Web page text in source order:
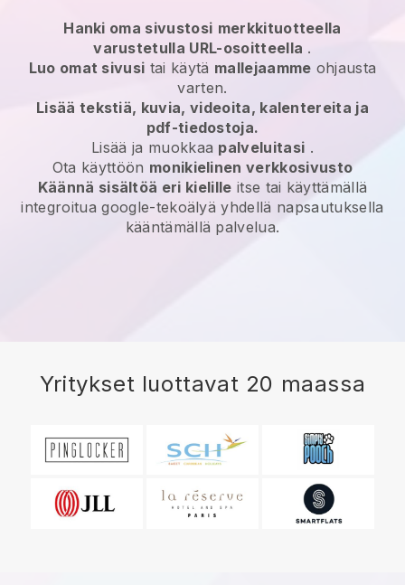
Hanki oma sivustosi merkkituotteella
varustetulla URL-osoitteella .
Luo omat sivusi tai käytä mallejaamme ohjausta
varten.
Lisää tekstiä, kuvia, videoita, kalentereita ja
pdf-tiedostoja.
Lisää ja muokkaa palveluitasi .
Ota käyttöön monikielinen verkkosivusto
Käännä sisältöä eri kielille itse tai käyttämällä
integroitua google-tekoälyä yhdellä napsautuksella
kääntämällä palvelua.
Yritykset luottavat 20 maassa